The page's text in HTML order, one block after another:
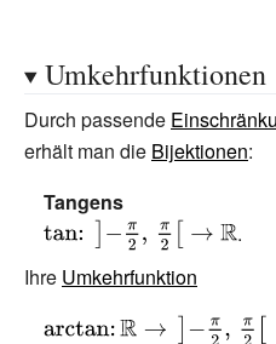
Umkehrfunktionen
Durch passende
erhält man die Bijektionen:
Tangens
{\displaystyle
\tan \colon
\;\left]-{\tfrac
{\pi }{2}},\,
.
Ihre Umkehrfunktion
{\displaystyle